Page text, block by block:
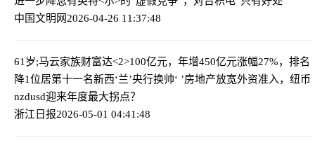
中国文明网2026-04-26 11:37:48
61岁;马云家族财富达<2>100亿元，年增450亿元涨幅27%，排名
降1位居第十一名新西‘兰’央行换帅‘ ’房地产放宽外资准入，纽币
nzdusd迎来年度最大拐点？
浙江日报2026-05-01 04:41:48